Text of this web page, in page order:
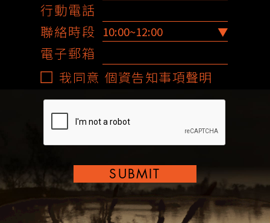
行動電話
聯絡時段
電子郵箱
我同意 個資告知事項聲明